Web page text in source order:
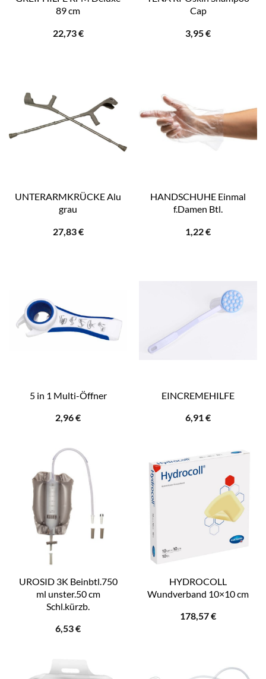
89 cm
22,73€
Cap
3,95€
UNTERARMKRÜCKE Alu
grau
27,83€
HANDSCHUHE Einmal
f.Damen Btl.
1,22€
5 in 1 Multi-Öffner
2,96€
EINCREMEHILFE
6,91€
UROSID 3K Beinbtl.750
ml unster.50 cm
Schl.kürzb.
6,53€
HYDROCOLL
Wundverband 10×10 cm
178,57€